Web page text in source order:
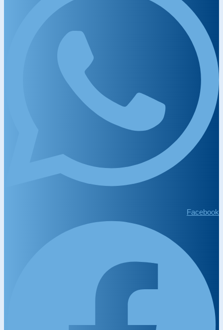
Facebook